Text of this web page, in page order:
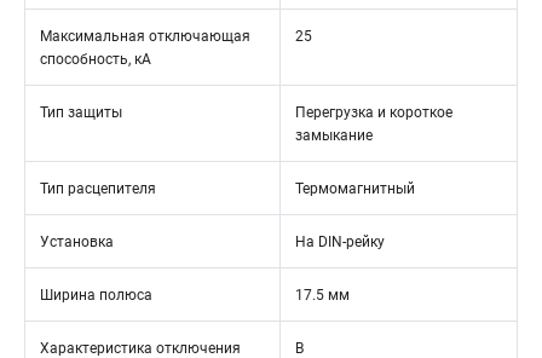
Максимальная отключающая
способность, кА
25
Тип защиты
Перегрузка и короткое
замыкание
Тип расцепителя Термомагнитный
Установка На DIN-рейку
Ширина полюса 17.5 мм
Характеристика отключения B